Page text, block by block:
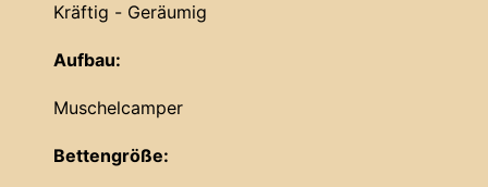
Kräftig - Geräumig
Aufbau:
Muschelcamper
Bettengröße: